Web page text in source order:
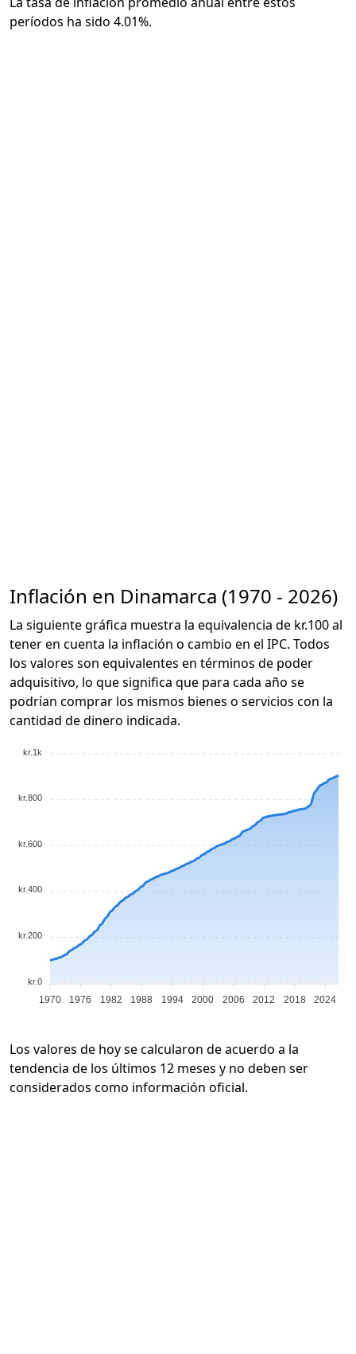
períodos ha sido 4.01%.
Inflación en Dinamarca (1970 - 2026)
La siguiente gráfica muestra la equivalencia de kr.100 al
tener en cuenta la inflación o cambio en el IPC. Todos
los valores son equivalentes en términos de poder
adquisitivo, lo que significa que para cada año se
podrían comprar los mismos bienes o servicios con la
cantidad de dinero indicada.
kr.1k
kr.800
kr.600
kr.400
kr.200
kr.0
1970 1976 1982 1988 1994 2000 2006 2012 2018 2024
Los valores de hoy se calcularon de acuerdo a la
tendencia de los últimos 12 meses y no deben ser
considerados como información oficial.